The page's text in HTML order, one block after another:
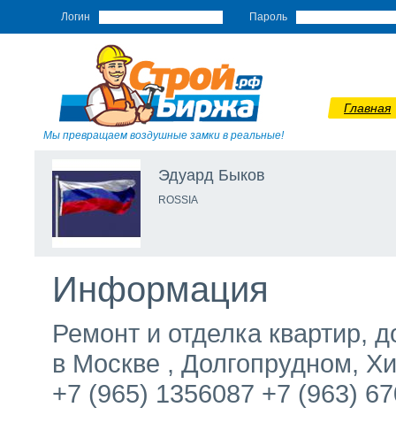
Логин Пароль
Мы превращаем воздушные замки в реальные!
Главная
Эдуард Быков
ROSSIA
Информация
Ремонт и отделка квартир,
в Москве , Долгопрудном,
+7 (965) 1356087 +7 (963)